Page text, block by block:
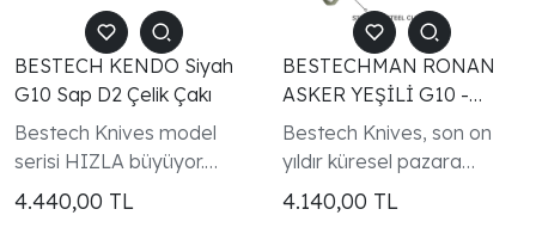
BESTECH KENDO Siyah
G10 Sap D2 Çelik Çakı
Bestech Knives model
serisi HIZLA büyüyor.
Müşterilerimize son
derece tasarlanmış ve
4.440,00 TL
BESTECHMAN RONAN
ASKER YEŞİLİ G10 -
KEMER KLİPSLİ ÇAKI
Bestech Knives, son on
yıldır küresel pazara
yüksek kaliteli OEM üretim
hizmetleri sağladı. Kendi
4.140,00 TL